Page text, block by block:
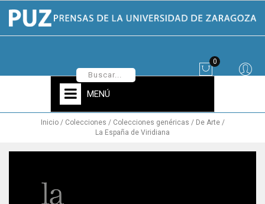
0
MENÚ
Inicio Colecciones Colecciones genéricas
De Arte
La España de Viridiana